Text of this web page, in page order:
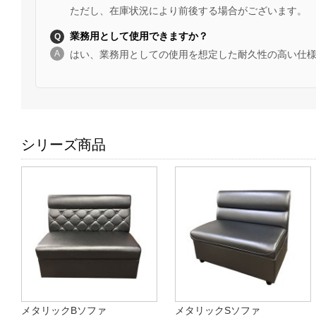
ただし、在庫状況により前後する場合がございます。
業務用として使用できますか？
はい、業務用としての使用を想定した耐久性の高い仕
シリーズ商品
メタリックBソファ メタリックSソファ